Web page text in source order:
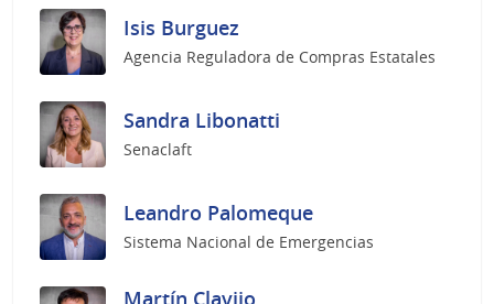
Isis Burguez
Agencia Reguladora de Compras Estatales
Sandra Libonatti
Senaclaft
Leandro Palomeque
Sistema Nacional de Emergencias
Martín Clavijo